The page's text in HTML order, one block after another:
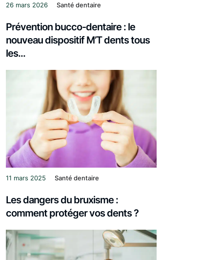
26 mars 2026 Santé dentaire
Prévention bucco-dentaire : le
nouveau dispositif M’T dents tous
les...
11 mars 2025 Santé dentaire
Les dangers du bruxisme :
comment protéger vos dents ?